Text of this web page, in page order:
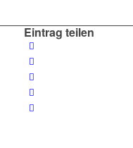
Eintrag teilen